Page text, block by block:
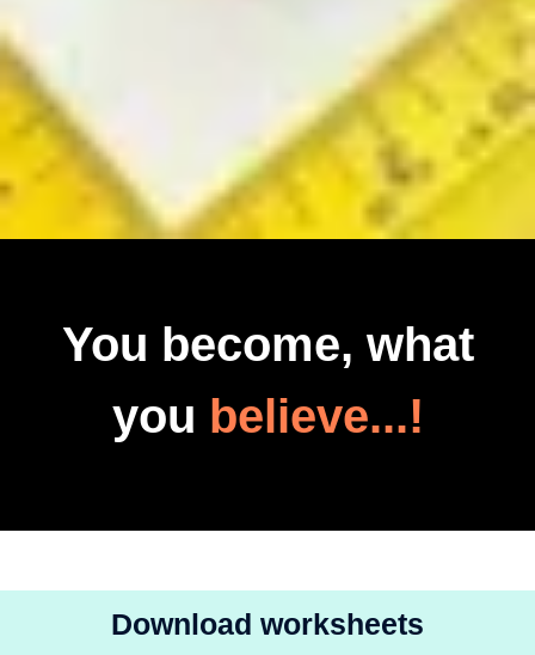
You become, what
you believe...!
Download worksheets